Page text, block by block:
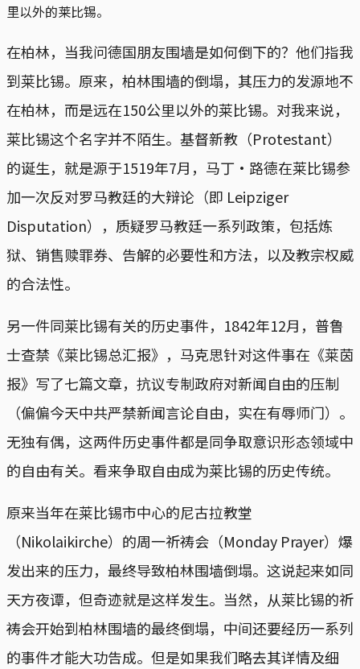
里以外的莱比锡。
在柏林，当我问德国朋友围墙是如何倒下的？他们指我
到莱比锡。原来，柏林围墙的倒塌，其压力的发源地不
在柏林，而是远在150公里以外的莱比锡。对我来说，
莱比锡这个名字并不陌生。基督新教（Protestant）
的诞生，就是源于1519年7月，马丁·路德在莱比锡参
加一次反对罗马教廷的大辩论（即 Leipziger
Disputation），质疑罗马教廷一系列政策，包括炼
狱、销售赎罪券、告解的必要性和方法，以及教宗权威
的合法性。
另一件同莱比锡有关的历史事件，1842年12月，普鲁
士查禁《莱比锡总汇报》，马克思针对这件事在《莱茵
报》写了七篇文章，抗议专制政府对新闻自由的压制
（偏偏今天中共严禁新闻言论自由，实在有辱师门）。
无独有偶，这两件历史事件都是同争取意识形态领域中
的自由有关。看来争取自由成为莱比锡的历史传统。
原来当年在莱比锡市中心的尼古拉教堂
（Nikolaikirche）的周一祈祷会（Monday Prayer）爆
发出来的压力，最终导致柏林围墙倒塌。这说起来如同
天方夜谭，但奇迹就是这样发生。当然，从莱比锡的祈
祷会开始到柏林围墙的最终倒塌，中间还要经历一系列
的事件才能大功告成。但是如果我们略去其详情及细